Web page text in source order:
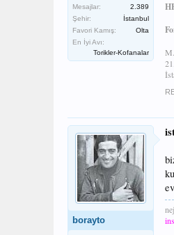
Mesajlar:
2.389
Şehir:
İstanbul
Favori Kamış:
Olta
En İyi Avı:
Torikler-Kofanalar
borayto